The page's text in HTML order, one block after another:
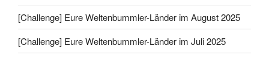
[Challenge] Eure Weltenbummler-Länder im August 2025
[Challenge] Eure Weltenbummler-Länder im Juli 2025